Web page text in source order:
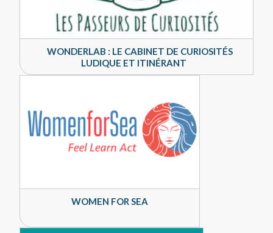
WONDERLAB : LE CABINET DE CURIOSITÉS
LUDIQUE ET ITINÉRANT
WOMEN FOR SEA